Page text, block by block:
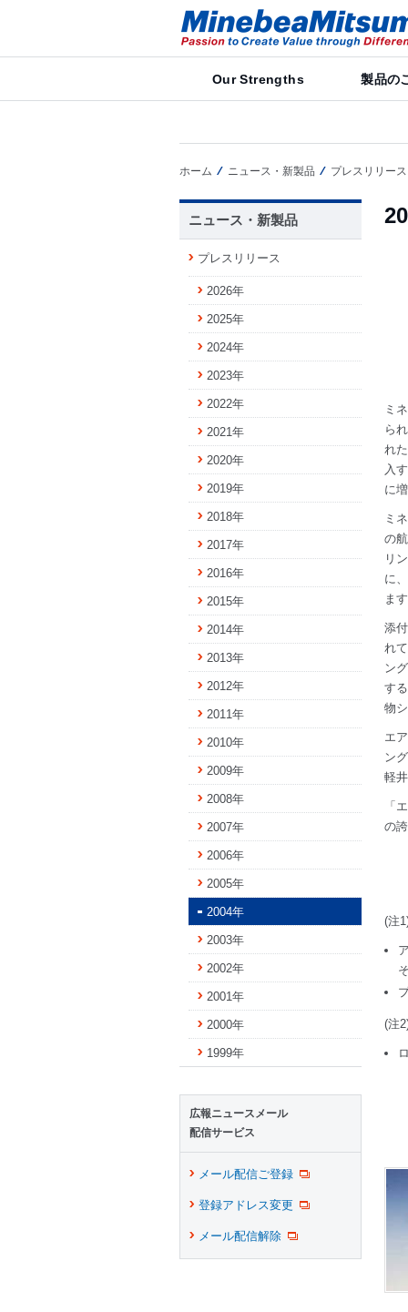
Our Strengths 製品の
ホーム ニュース・新製品 プレスリリース
ミ
ら
れ
入
に
ミ
の
リ
に
ま
添
れ
ン
す
物
エ
ン
軽
「
の
(注
(注
ニュース・新製品
プレスリリース
2026年
2025年
2024年
2023年
2022年
2021年
2020年
2019年
2018年
2017年
2016年
2015年
2014年
2013年
2012年
2011年
2010年
2009年
2008年
2007年
2006年
2005年
2004年
2003年
2002年
2001年
2000年
1999年
広報ニュースメール
配信サービス
メール配信ご登録
登録アドレス変更
メール配信解除